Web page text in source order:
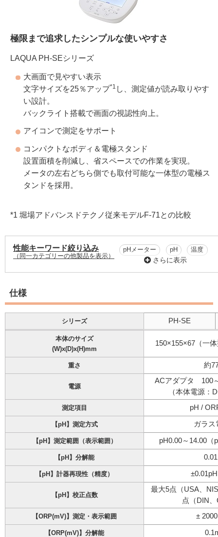
極限まで追求したシンプルな使いやすさ
LAQUA PH-SEシリーズ
大画面で見やすい表示
文字サイズを25％アップ*1 し、測定値が読み取りやす
い設計。
バックライト搭載で画面の視認性向上。
アイコンで測定をサポート
コンパクトなボディ＆電極スタンド
設置面積を削減し、省スペースでの作業を実現。
メータの左右どちら側でも取付可能な一体型の電極ス
タンドを採用。
*1 堀場アドバンスドテクノ従来モデルF-71との比較
性能キーワード絞り込み
（同一カテゴリーの他製品を表示）
pHメーター pH 温度
さらに表示
仕様
シリーズ PH-SE
本体のサイズ
(W)x(D)x(H)mm
150×155×67（一
重さ 約
電源
ACアダプタ 100
（本体電源
測定項目 pH /
【pH】測定方式 ガラス
【pH】測定範囲（表示範囲） pH0.00～14.00（
【pH】分解能
【pH】計器再現性（精度）
【pH】校正点数
最大5点（USA、
点（DIN
【ORP(mV)】測定・表示範囲 ±
【ORP(mV)】分解能
ワケンG オンラインショップ
和研薬 ホームページ